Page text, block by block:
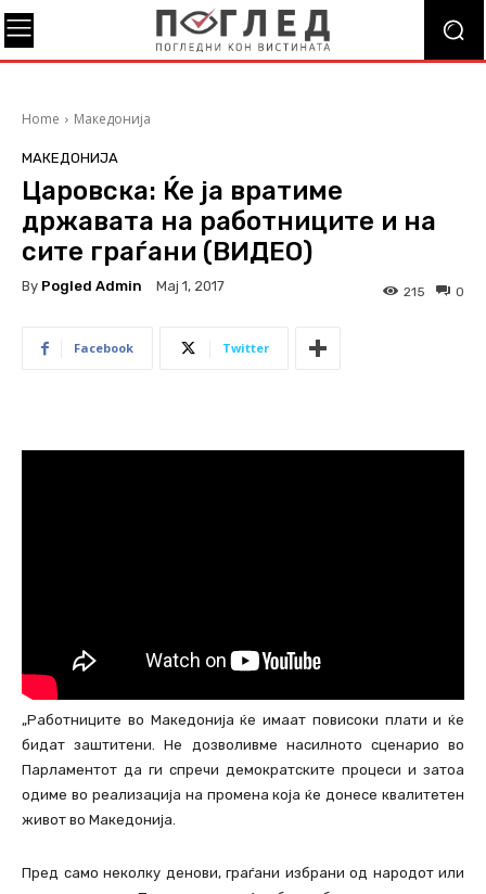
Home Македонија
МАКЕДОНИЈА
Царовска: Ќе ја вратиме
државата на работниците и на
сите граѓани (ВИДЕО)
By Pogled Admin Мај 1, 2017 0
215
Facebook Twitter
„Работниците во Македонија ќе имаат повисоки плати и ќе
бидат заштитени. Не дозволивме насилното сценарио во
Парламентот да ги спречи демократските процеси и затоа
одиме во реализација на промена која ќе донесе квалитетен
живот во Македонија.
Пред само неколку денови, граѓани избрани од народот или